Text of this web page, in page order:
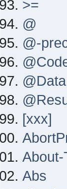
>=
@
@-
@Data
[xxx]
Abs